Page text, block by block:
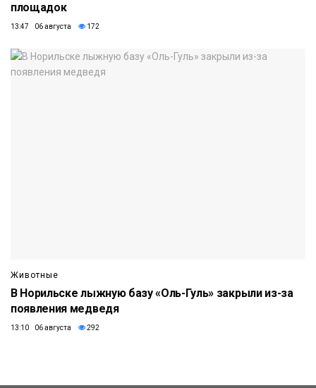
площадок
13:47 06 августа 172
Животные
В Норильске лыжную базу «Оль-Гуль» закрыли из-за
появления медведя
13:10 06 августа 292